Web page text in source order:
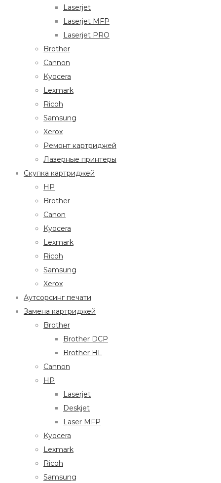
Laserjet
Laserjet MFP
Laserjet PRO
Brother
Cannon
Kyocera
Lexmark
Ricoh
Samsung
Xerox
Ремонт картриджей
Лазерные принтеры
Скупка картриджей
HP
Brother
Canon
Kyocera
Lexmark
Ricoh
Samsung
Xerox
Аутсорсинг печати
Замена картриджей
Brother
Brother DCP
Brother HL
Cannon
HP
Laserjet
Deskjet
Laser MFP
Kyocera
Lexmark
Ricoh
Samsung